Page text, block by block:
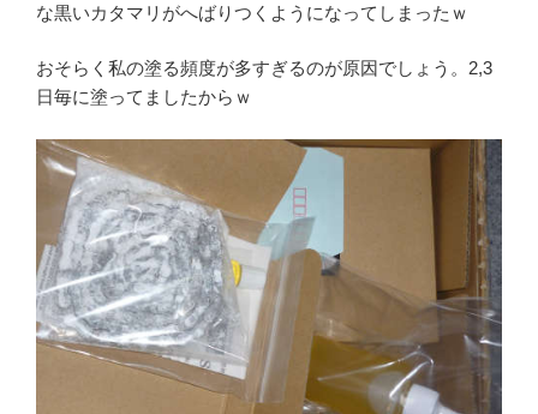
な黒いカタマリがへばりつくようになってしまったｗ
おそらく私の塗る頻度が多すぎるのが原因でしょう。2,3
日毎に塗ってましたからｗ